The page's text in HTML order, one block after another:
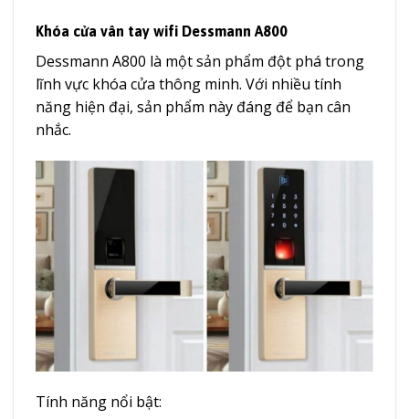
Khóa cửa vân tay wifi Dessmann A800
Dessmann A800 là một sản phẩm đột phá trong
lĩnh vực khóa cửa thông minh. Với nhiều tính
năng hiện đại, sản phẩm này đáng để bạn cân
nhắc.
Tính năng nổi bật: